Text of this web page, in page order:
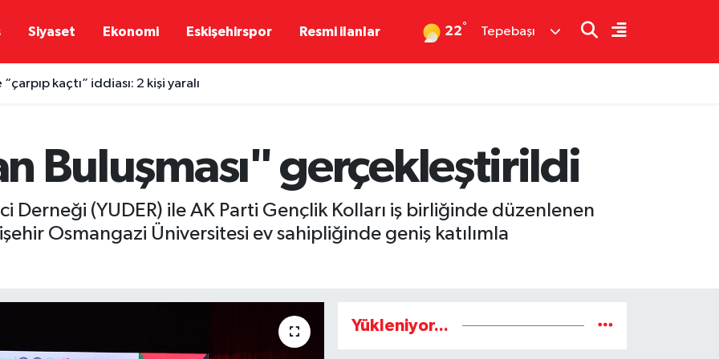
Siyaset Ekonomi Eskişehirspor Resmi ilanlar 22° Tepebaşı
kaçtı” iddiası: 2 kişi yaralı
Buluşması" gerçekleştirildi
Derneği (YUDER) ile AK Parti Gençlik Kolları iş birliğinde düzenlenen
Osmangazi Üniversitesi ev sahipliğinde geniş katılımla
Yükleniyor...